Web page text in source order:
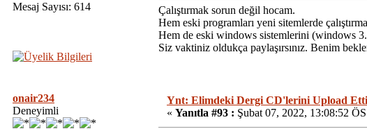
Mesaj Sayısı: 614
Çalıştırmak sorun değil hocam.
Hem eski programları yeni sitemlerde
Hem de eski windows sistemlerini (windows
Siz vaktiniz oldukça paylaşırsınız. Benim
onair234
Deneyimli
Ynt: Elimdeki Dergi CD'lerini Upload
« Yanıtla #93 : Şubat 07, 2022, 13:08:52